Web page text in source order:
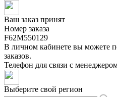
Ваш заказ принят
Номер заказа
F62M550129
В личном кабинете вы можете
заказов.
Телефон для связи с
Выберите свой регион